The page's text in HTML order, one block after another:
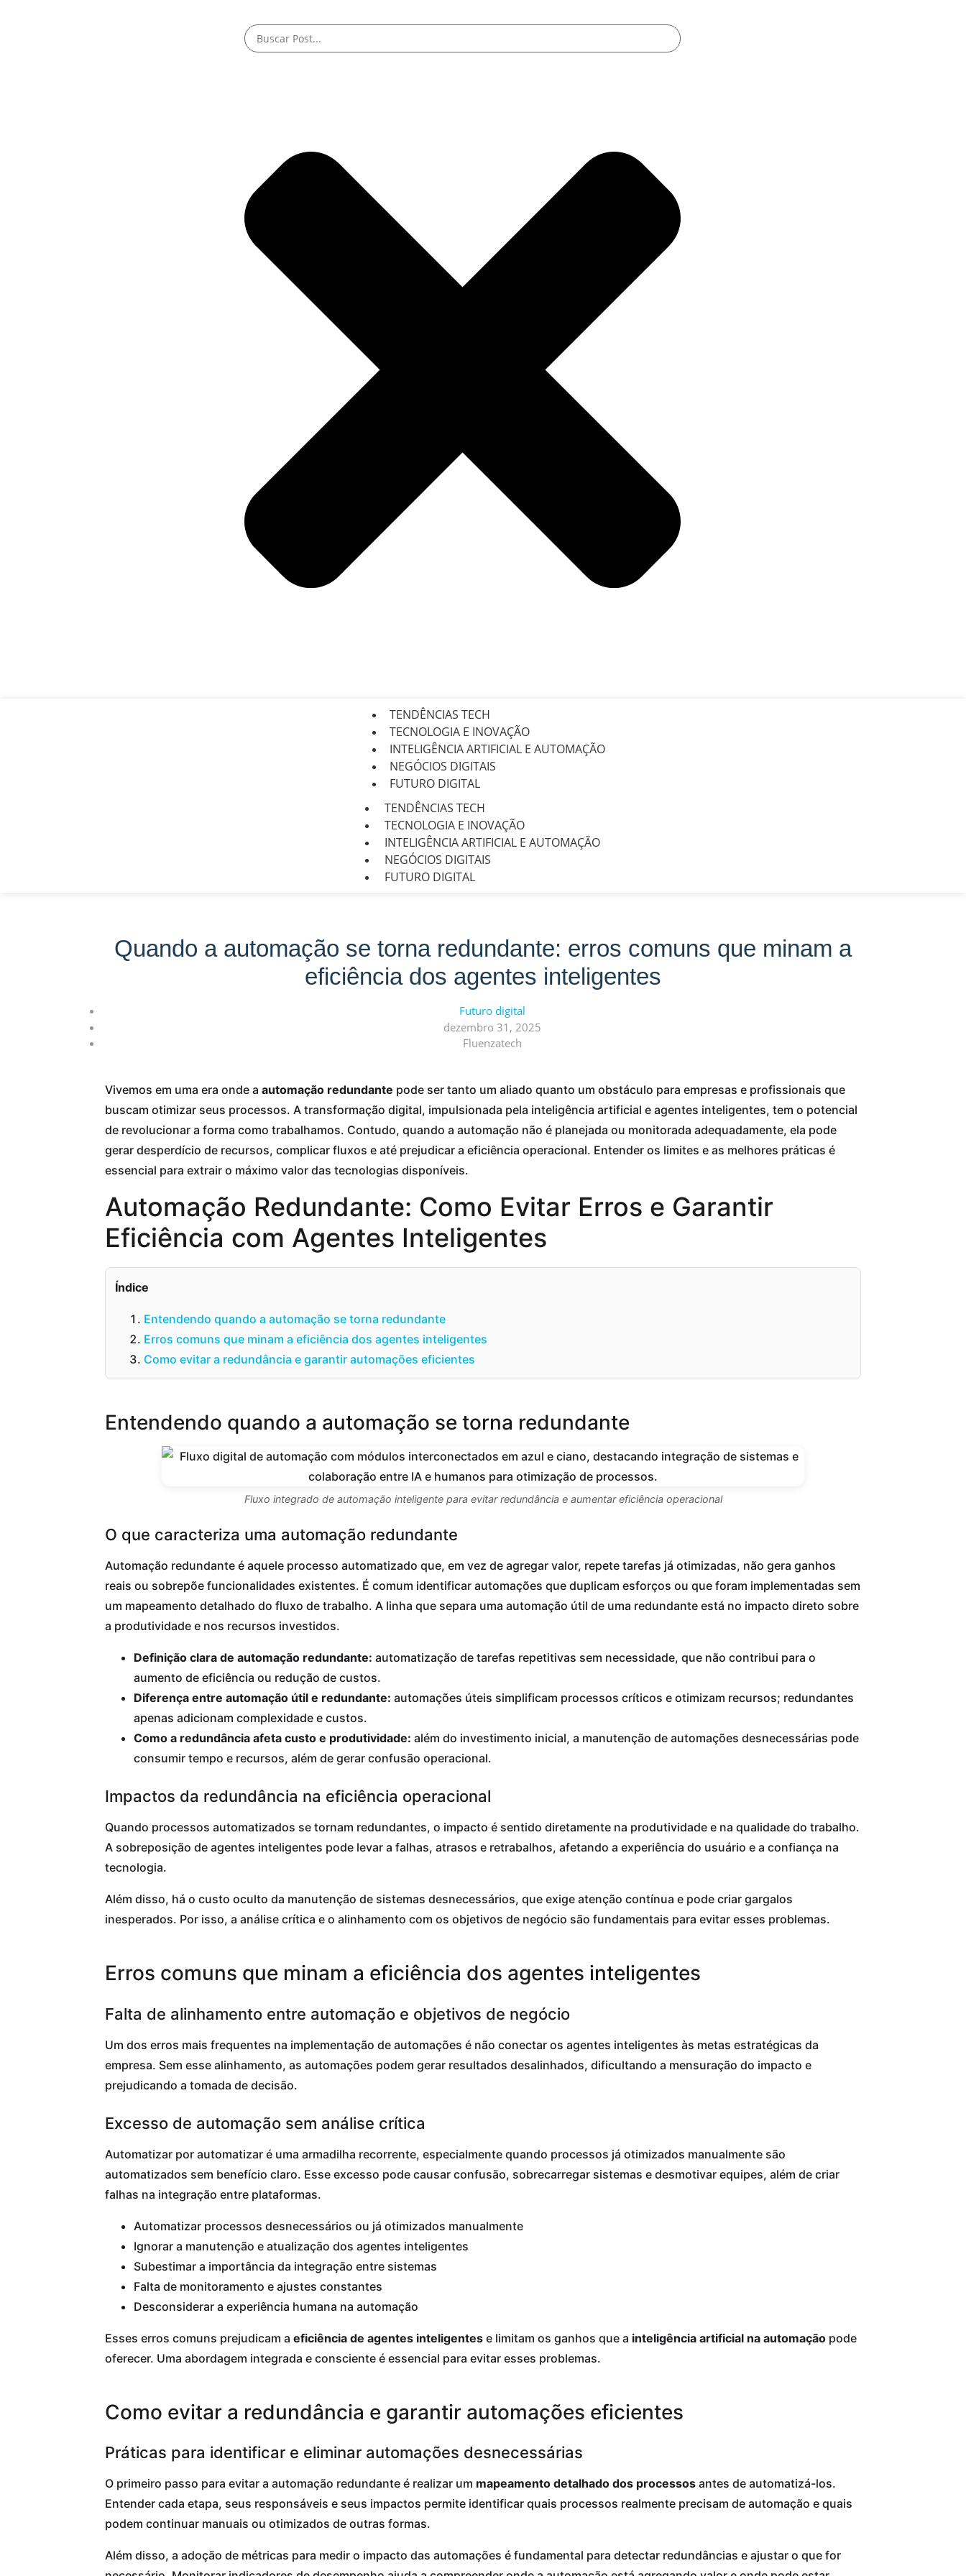
TENDÊNCIAS TECH
TECNOLOGIA E INOVAÇÃO
INTELIGÊNCIA ARTIFICIAL E AUTOMAÇÃO
NEGÓCIOS DIGITAIS
FUTURO DIGITAL
TENDÊNCIAS TECH
TECNOLOGIA E INOVAÇÃO
INTELIGÊNCIA ARTIFICIAL E AUTOMAÇÃO
NEGÓCIOS DIGITAIS
FUTURO DIGITAL
Quando a automação se torna redundante: erros comuns que minam a
eficiência dos agentes inteligentes
Futuro digital
dezembro 31, 2025
Fluenzatech
Vivemos em uma era onde a automação redundante pode ser tanto um aliado quanto um obstáculo para empresas e profissionais que
buscam otimizar seus processos. A transformação digital, impulsionada pela inteligência artificial e agentes inteligentes, tem o potencial
de revolucionar a forma como trabalhamos. Contudo, quando a automação não é planejada ou monitorada adequadamente, ela pode
gerar desperdício de recursos, complicar fluxos e até prejudicar a eficiência operacional. Entender os limites e as melhores práticas é
essencial para extrair o máximo valor das tecnologias disponíveis.
Automação Redundante: Como Evitar Erros e Garantir
Eficiência com Agentes Inteligentes
Índice
Entendendo quando a automação se torna redundante
Erros comuns que minam a eficiência dos agentes inteligentes
Como evitar a redundância e garantir automações eficientes
Entendendo quando a automação se torna redundante
Fluxo integrado de automação inteligente para evitar redundância e aumentar eficiência operacional
O que caracteriza uma automação redundante
Automação redundante é aquele processo automatizado que, em vez de agregar valor, repete tarefas já otimizadas, não gera ganhos
reais ou sobrepõe funcionalidades existentes. É comum identificar automações que duplicam esforços ou que foram implementadas sem
um mapeamento detalhado do fluxo de trabalho. A linha que separa uma automação útil de uma redundante está no impacto direto sobre
a produtividade e nos recursos investidos.
Definição clara de automação redundante: automatização de tarefas repetitivas sem necessidade, que não contribui para o
aumento de eficiência ou redução de custos.
Diferença entre automação útil e redundante: automações úteis simplificam processos críticos e otimizam recursos; redundantes
apenas adicionam complexidade e custos.
Como a redundância afeta custo e produtividade: além do investimento inicial, a manutenção de automações desnecessárias pode
consumir tempo e recursos, além de gerar confusão operacional.
Impactos da redundância na eficiência operacional
Quando processos automatizados se tornam redundantes, o impacto é sentido diretamente na produtividade e na qualidade do trabalho.
A sobreposição de agentes inteligentes pode levar a falhas, atrasos e retrabalhos, afetando a experiência do usuário e a confiança na
tecnologia.
Além disso, há o custo oculto da manutenção de sistemas desnecessários, que exige atenção contínua e pode criar gargalos
inesperados. Por isso, a análise crítica e o alinhamento com os objetivos de negócio são fundamentais para evitar esses problemas.
Erros comuns que minam a eficiência dos agentes inteligentes
Falta de alinhamento entre automação e objetivos de negócio
Um dos erros mais frequentes na implementação de automações é não conectar os agentes inteligentes às metas estratégicas da
empresa. Sem esse alinhamento, as automações podem gerar resultados desalinhados, dificultando a mensuração do impacto e
prejudicando a tomada de decisão.
Excesso de automação sem análise crítica
Automatizar por automatizar é uma armadilha recorrente, especialmente quando processos já otimizados manualmente são
automatizados sem benefício claro. Esse excesso pode causar confusão, sobrecarregar sistemas e desmotivar equipes, além de criar
falhas na integração entre plataformas.
Automatizar processos desnecessários ou já otimizados manualmente
Ignorar a manutenção e atualização dos agentes inteligentes
Subestimar a importância da integração entre sistemas
Falta de monitoramento e ajustes constantes
Desconsiderar a experiência humana na automação
Esses erros comuns prejudicam a eficiência de agentes inteligentes e limitam os ganhos que a inteligência artificial na automação pode
oferecer. Uma abordagem integrada e consciente é essencial para evitar esses problemas.
Como evitar a redundância e garantir automações eficientes
Práticas para identificar e eliminar automações desnecessárias
O primeiro passo para evitar a automação redundante é realizar um mapeamento detalhado dos processos antes de automatizá-los.
Entender cada etapa, seus responsáveis e seus impactos permite identificar quais processos realmente precisam de automação e quais
podem continuar manuais ou otimizados de outras formas.
Além disso, a adoção de métricas para medir o impacto das automações é fundamental para detectar redundâncias e ajustar o que for